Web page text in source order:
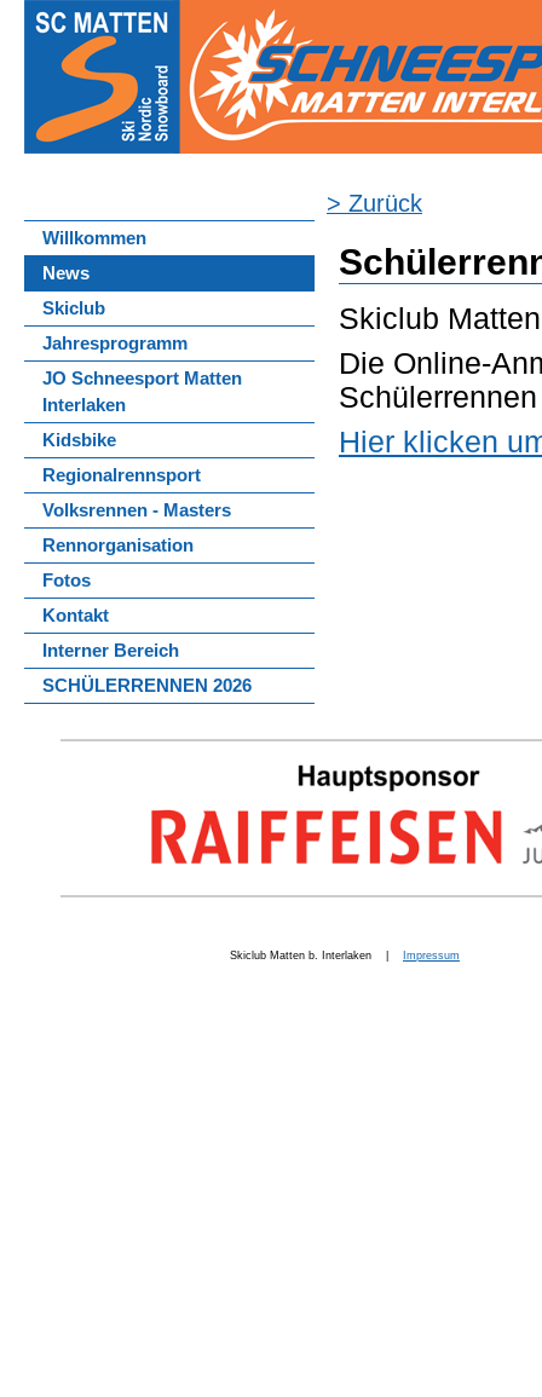
Willkommen
News
Skiclub
Jahresprogramm
JO Schneesport Matten
Interlaken
Kidsbike
Regionalrennsport
Volksrennen - Masters
Rennorganisation
Fotos
Kontakt
Interner Bereich
SCHÜLERRENNEN 2026
> Zurück
Skiclub Matten
Die Online-
Hier klicken
Skiclub Matten b. Interlaken | Impressum